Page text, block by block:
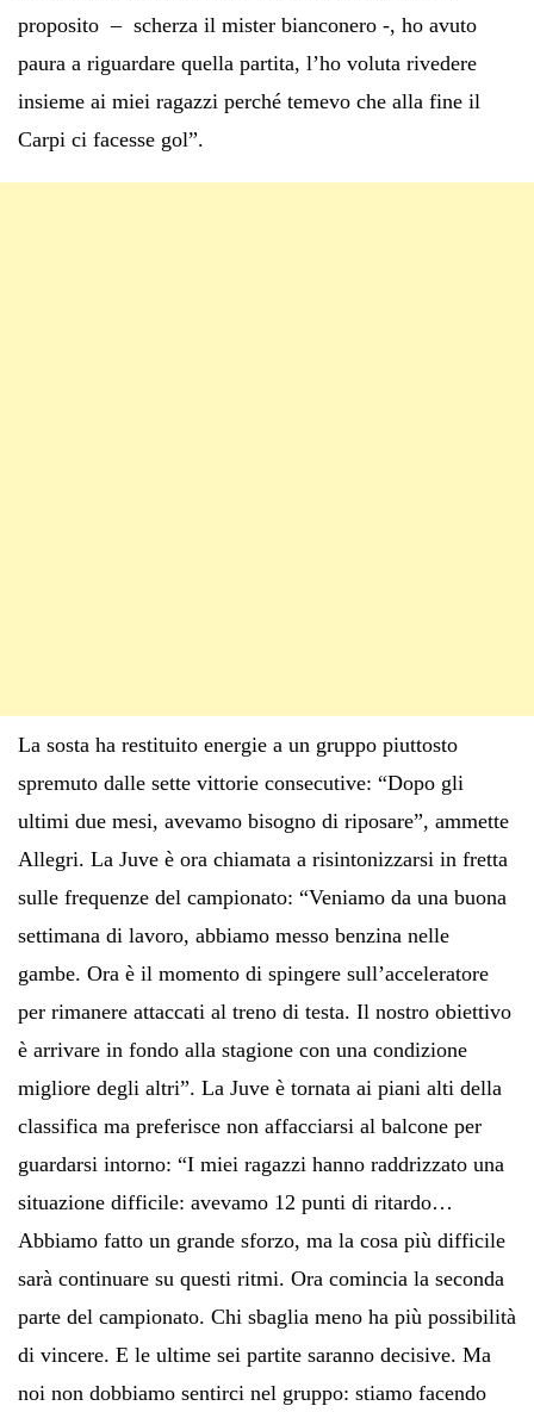
proposito – scherza il mister bianconero -, ho avuto
paura a riguardare quella partita, l’ho voluta rivedere
insieme ai miei ragazzi perché temevo che alla fine il
Carpi ci facesse gol”.
La sosta ha restituito energie a un gruppo piuttosto
spremuto dalle sette vittorie consecutive: “Dopo gli
ultimi due mesi, avevamo bisogno di riposare”, ammette
Allegri. La Juve è ora chiamata a risintonizzarsi in fretta
sulle frequenze del campionato: “Veniamo da una buona
settimana di lavoro, abbiamo messo benzina nelle
gambe. Ora è il momento di spingere sull’acceleratore
per rimanere attaccati al treno di testa. Il nostro obiettivo
è arrivare in fondo alla stagione con una condizione
migliore degli altri”. La Juve è tornata ai piani alti della
classifica ma preferisce non affacciarsi al balcone per
guardarsi intorno: “I miei ragazzi hanno raddrizzato una
situazione difficile: avevamo 12 punti di ritardo…
Abbiamo fatto un grande sforzo, ma la cosa più difficile
sarà continuare su questi ritmi. Ora comincia la seconda
parte del campionato. Chi sbaglia meno ha più possibilità
di vincere. E le ultime sei partite saranno decisive. Ma
noi non dobbiamo sentirci nel gruppo: stiamo facendo